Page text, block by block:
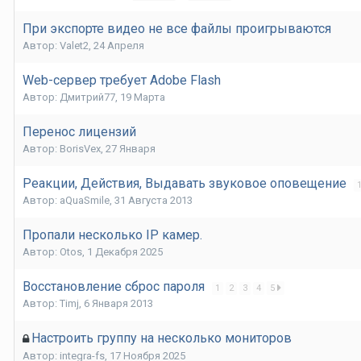
При экспорте видео не все файлы проигрываются
Автор: Valet2, 24 Апреля
Web-сервер требует Adobe Flash
Автор: Дмитрий77, 19 Марта
Перенос лицензий
Автор: BorisVex, 27 Января
Реакции, Действия, Выдавать звуковое оповещение 1
Автор: aQuaSmile, 31 Августа 2013
Пропали несколько IP камер.
Автор: Otos, 1 Декабря 2025
Восстановление сброс пароля 1 2 3 4 5
Автор: Timj, 6 Января 2013
Настроить группу на несколько мониторов
Автор: integra-fs, 17 Ноября 2025